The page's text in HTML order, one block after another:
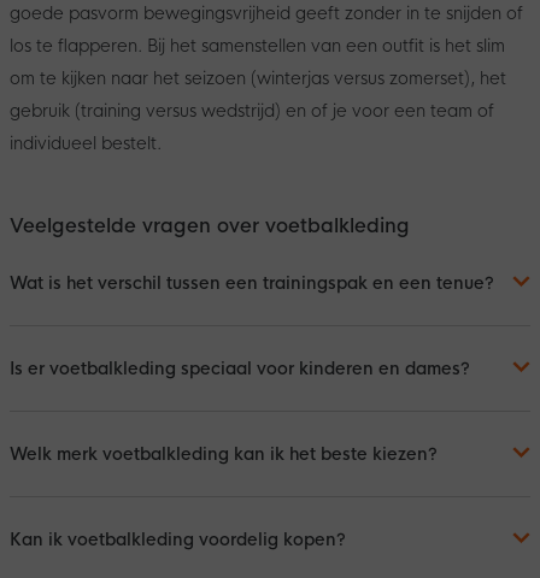
goede pasvorm bewegingsvrijheid geeft zonder in te snijden of
los te flapperen. Bij het samenstellen van een outfit is het slim
om te kijken naar het seizoen (winterjas versus zomerset), het
gebruik (training versus wedstrijd) en of je voor een team of
individueel bestelt.
Veelgestelde vragen over voetbalkleding
Wat is het verschil tussen een trainingspak en een tenue?
Is er voetbalkleding speciaal voor kinderen en dames?
Welk merk voetbalkleding kan ik het beste kiezen?
Kan ik voetbalkleding voordelig kopen?